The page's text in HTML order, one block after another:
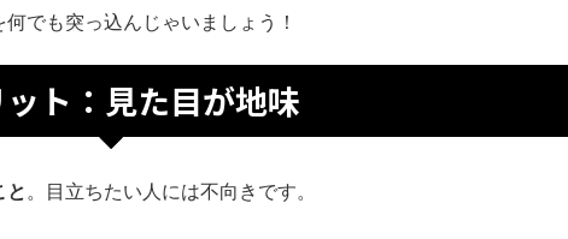
何でも突っ込んじゃいましょう！
ト：見た目が地味
と。目立ちたい人には不向きです。